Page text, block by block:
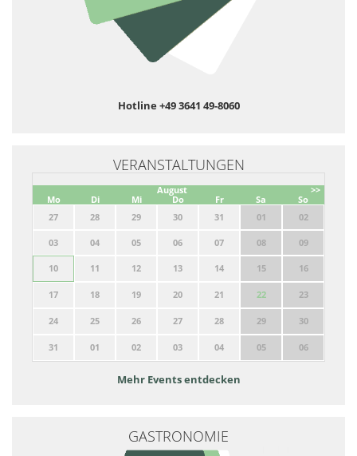
Hotline +49 3641 49-8060
VERANSTALTUNGEN
>>
August
Mo
Di Mi Do Fr Sa
So
27
28 29 30 31 01 02
03 04 05 06 07 08 09
10 11 12 13 14 15 16
17 18 19 20 21 22 23
24 25 26 27 28 29 30
31 01 02 03 04 05 06
Mehr Events entdecken
GASTRONOMIE